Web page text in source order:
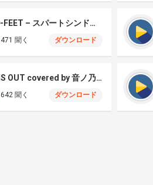
10-FEET – スパートシンドローマー
471 聞く ダウンロード
IRIS OUT covered by 音ノ乃のの
642 聞く ダウンロード